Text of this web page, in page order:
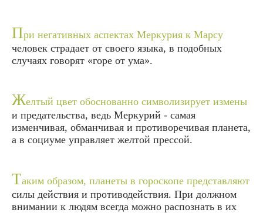
При негативных аспектах Меркурия к Марсу
человек страдает от своего языка, в подобных
случаях говорят «горе от ума».
Желтый цвет обоснованно символизирует измены
и предательства, ведь Меркурий - самая
изменчивая, обманчивая и противоречивая планета,
а в социуме управляет желтой прессой.
Таким образом, планеты в гороскопе представляют
силы действия и противодействия. При должном
внимании к людям всегда можно распознать в их